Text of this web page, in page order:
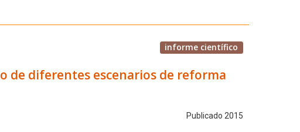
informe científico
de diferentes escenarios de reforma
Publicado 2015